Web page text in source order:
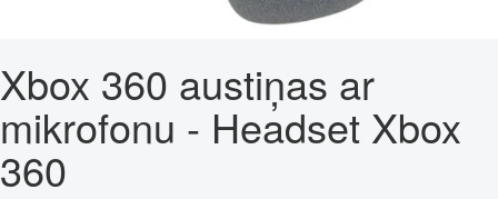
Xbox 360 austiņas ar
mikrofonu - Headset Xbox
360